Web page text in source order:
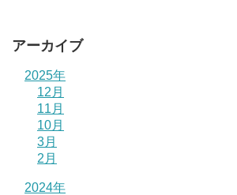
アーカイブ
2025年
12月
11月
10月
3月
2月
2024年